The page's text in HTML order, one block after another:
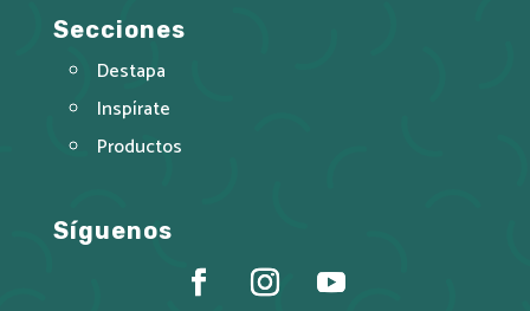
Secciones
Destapa
Inspírate
Productos
Síguenos